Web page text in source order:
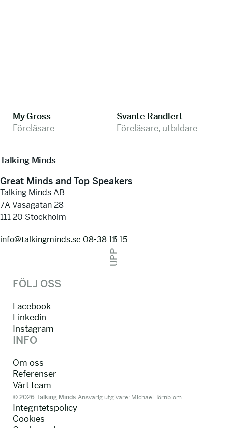
My Gross
Föreläsare
Svante Randlert
Föreläsare, utbildare
Talking Minds
Great Minds and Top Speakers
Talking Minds AB
7A Vasagatan 28
111 20 Stockholm
info@talkingminds.se 08-38 15 15
UPP
FÖLJ OSS
Facebook
Linkedin
Instagram
INFO
Om oss
Referenser
Vårt team
© 2026 Talking Minds Ansvarig utgivare: Michael Törnblom
Integritetspolicy
Cookies